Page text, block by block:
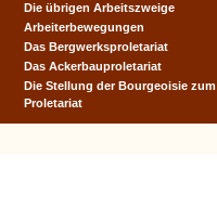
Die übrigen Arbeitszweige
Arbeiterbewegungen
Das Bergwerksproletariat
Das Ackerbauproletariat
Die Stellung der Bourgeoisie zum
Proletariat